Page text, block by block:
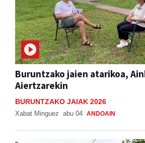
Buruntzako jaien atarikoa,
Aiertzarekin
BURUNTZAKO JAIAK 2026
Xabat Minguez abu 04 ANDOAIN